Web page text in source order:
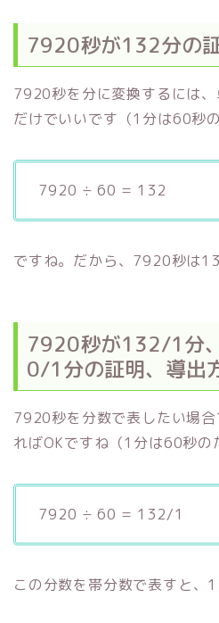
7920秒が132分の
7920秒を分に変換するには
だけでいいです（1分は60秒の
7920 ÷ 60 = 132
ですね。だから、7920秒は
7920秒が132/1分
0/1分の証明、導出
7920秒を分数で表したい場
ればOKですね（1分は60秒の
7920 ÷ 60 = 132/1
この分数を帯分数で表すと、